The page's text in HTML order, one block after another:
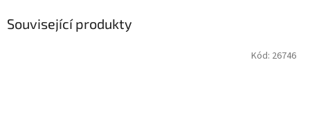
Související produkty
Kód: 26746